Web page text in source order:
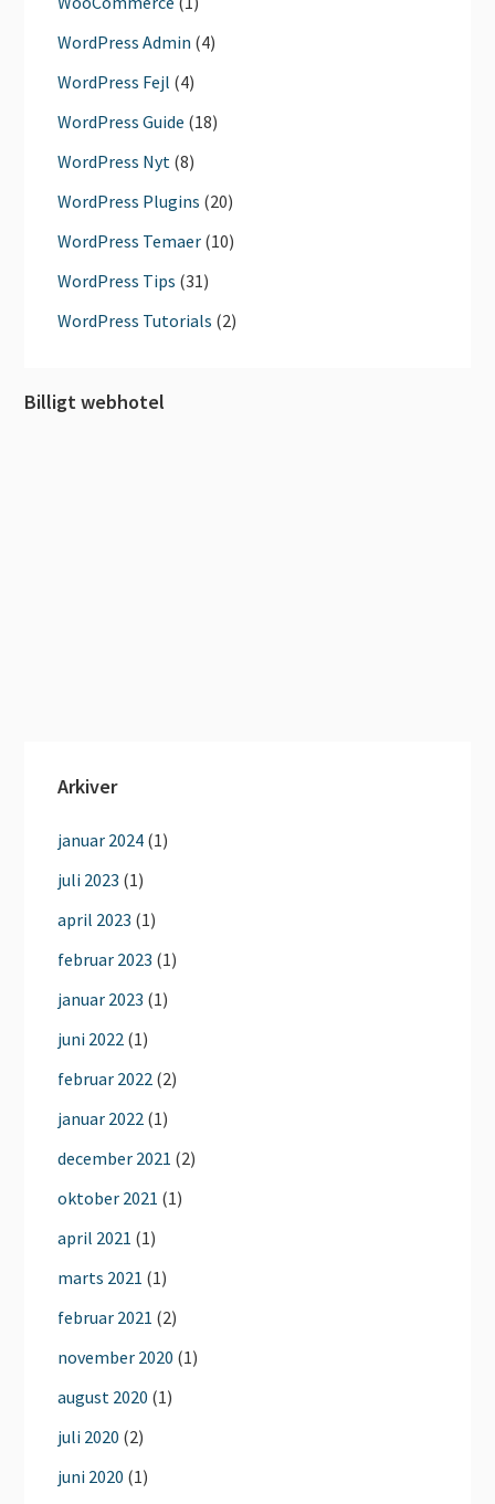
WordPress Admin (4)
WordPress Fejl (4)
WordPress Guide (18)
WordPress Nyt (8)
WordPress Plugins (20)
WordPress Temaer (10)
WordPress Tips (31)
WordPress Tutorials (2)
Billigt webhotel
Arkiver
januar 2024 (1)
juli 2023 (1)
april 2023 (1)
februar 2023 (1)
januar 2023 (1)
juni 2022 (1)
februar 2022 (2)
januar 2022 (1)
december 2021 (2)
oktober 2021 (1)
april 2021 (1)
marts 2021 (1)
februar 2021 (2)
november 2020 (1)
august 2020 (1)
juli 2020 (2)
juni 2020 (1)